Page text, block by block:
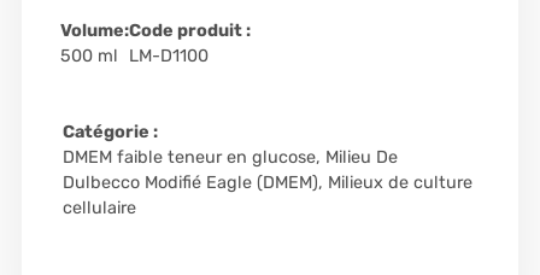
Volume:
500 ml
Code produit :
LM-D1100
Catégorie :
DMEM faible teneur en glucose, Milieu De
Dulbecco Modifié Eagle (DMEM), Milieux de culture
cellulaire